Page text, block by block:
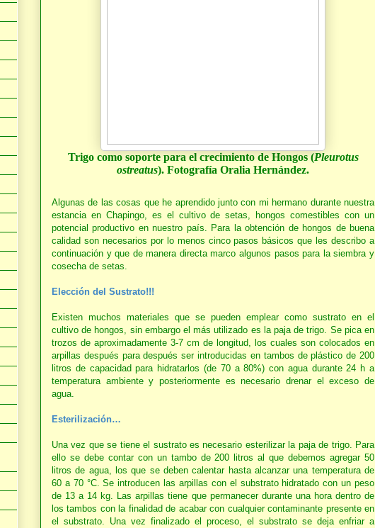
Trigo como soporte para el crecimiento de Hongos (Pleurotus
ostreatus). Fotografía Oralia Hernández.
Algunas de las cosas que he aprendido junto con mi hermano durante nuestra
estancia en Chapingo, es el cultivo de setas, hongos comestibles con un
potencial productivo en nuestro país. Para la obtención de hongos de buena
calidad son necesarios por lo menos cinco pasos básicos que les describo a
continuación y que de manera directa marco algunos pasos para la siembra y
cosecha de setas.
Elección del Sustrato!!!
Existen muchos materiales que se pueden emplear como sustrato en el
cultivo de hongos, sin embargo el más utilizado es la paja de trigo. Se pica en
trozos de aproximadamente 3-7 cm de longitud, los cuales son colocados en
arpillas después para después ser introducidas en tambos de plástico de 200
litros de capacidad para hidratarlos (de 70 a 80%) con agua durante 24 h a
temperatura ambiente y posteriormente es necesario drenar el exceso de
agua.
Esterilización…
Una vez que se tiene el sustrato es necesario esterilizar la paja de trigo. Para
ello se debe contar con un tambo de 200 litros al que debemos agregar 50
litros de agua, los que se deben calentar hasta alcanzar una temperatura de
60 a 70 °C. Se introducen las arpillas con el substrato hidratado con un peso
de 13 a 14 kg. Las arpillas tiene que permanecer durante una hora dentro de
los tambos con la finalidad de acabar con cualquier contaminante presente en
el substrato. Una vez finalizado el proceso, el substrato se deja enfriar a